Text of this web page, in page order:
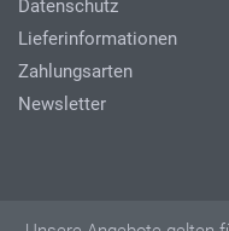
Datenschutz
Lieferinformationen
Zahlungsarten
Newsletter